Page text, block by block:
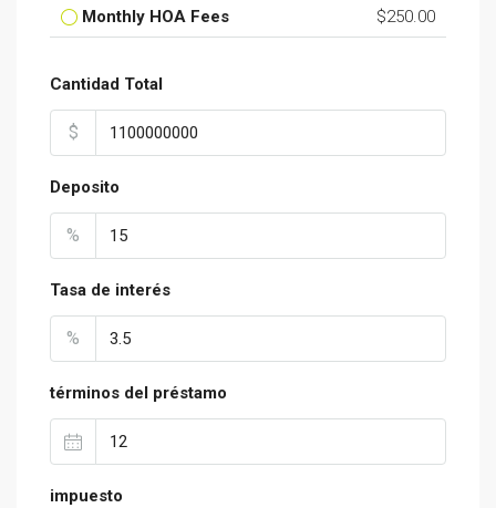
Monthly HOA Fees $250.00
Cantidad Total
$
Deposito
%
Tasa de interés
%
términos del préstamo
impuesto